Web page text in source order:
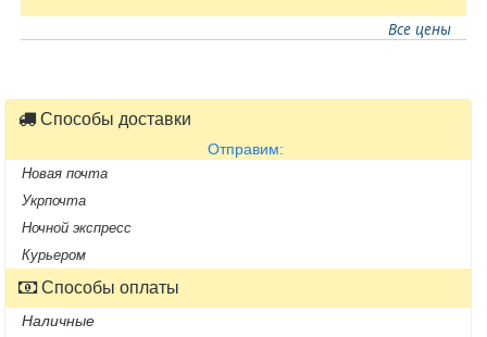
Все цены
Способы доставки
Отправим:
Новая почта
Укрпочта
Ночной экспресс
Курьером
Способы оплаты
Наличные